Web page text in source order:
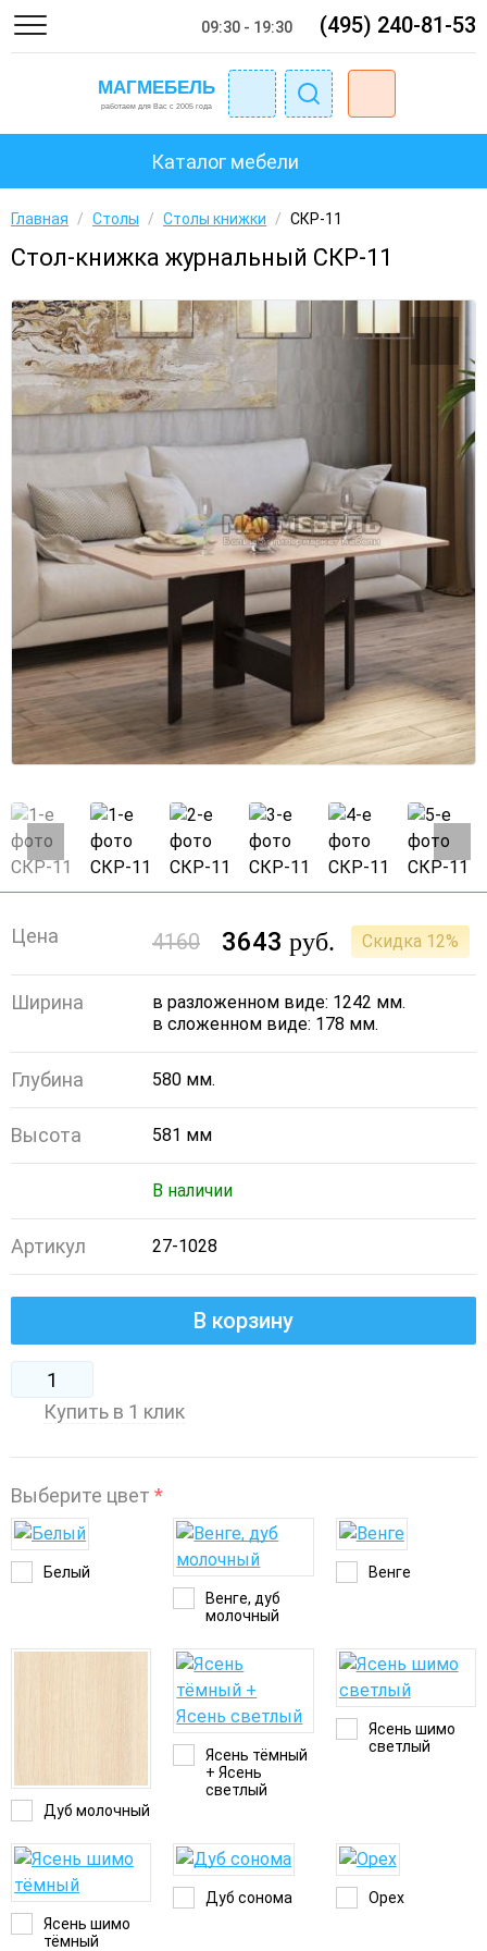
09:30 - 19:30 (495) 240-81-53
Каталог мебели
Главная / Столы / Столы книжки / СКР-11
Стол-книжка журнальный СКР-11
Цена 4160 3643 руб. Скидка 12%
Ширина
в разложенном виде: 1242 мм.
в сложенном виде: 178 мм.
Глубина 580 мм.
Высота 581 мм
В наличии
Артикул 27-1028
В корзину
Купить в 1 клик
Выберите цвет *
Белый
Венге, дуб
молочный
Венге
Дуб молочный
Ясень тёмный
+ Ясень
светлый
Ясень шимо
светлый
Ясень шимо
тёмный
Дуб сонома Орех